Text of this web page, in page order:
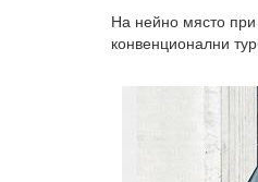
На нейно място
конвенционални